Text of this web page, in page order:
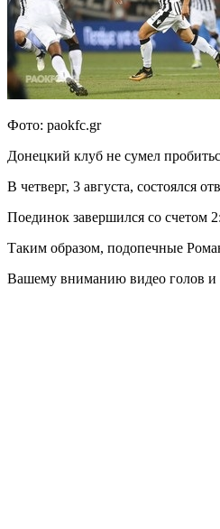
Фото: paokfc.gr
Донецкий клуб не сумел
В четверг, 3 августа,
Поединок завершился со счетом
Таким образом, подопечные
Вашему вниманию видео голов